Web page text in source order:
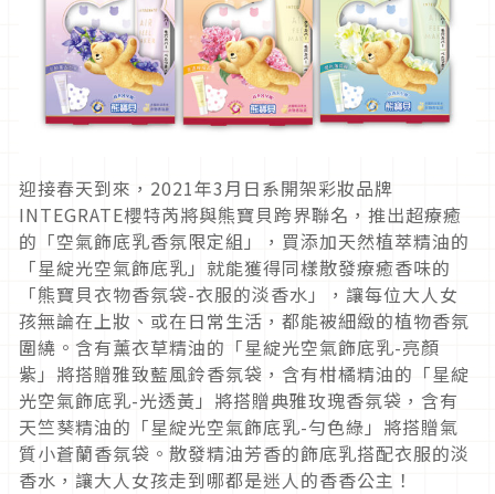
迎接春天到來，2021年3月日系開架彩妝品牌
INTEGRATE櫻特芮將與熊寶貝跨界聯名，推出超療癒
的「空氣飾底乳香氛限定組」，買添加天然植萃精油的
「星綻光空氣飾底乳」就能獲得同樣散發療癒香味的
「熊寶貝衣物香氛袋-衣服的淡香水」，讓每位大人女
孩無論在上妝、或在日常生活，都能被細緻的植物香氛
圍繞。含有薰衣草精油的「星綻光空氣飾底乳-亮顏
紫」將搭贈雅致藍風鈴香氛袋，含有柑橘精油的「星綻
光空氣飾底乳-光透黃」將搭贈典雅玫瑰香氛袋，含有
天竺葵精油的「星綻光空氣飾底乳-勻色綠」將搭贈氣
質小蒼蘭香氛袋。散發精油芳香的飾底乳搭配衣服的淡
香水，讓大人女孩走到哪都是迷人的香香公主！